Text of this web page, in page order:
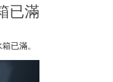
已滿
已滿。